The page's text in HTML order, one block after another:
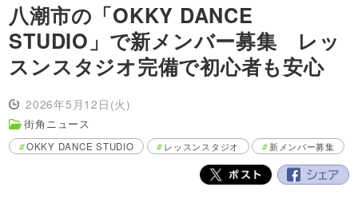
八潮市の「OKKY DANCE
STUDIO」で新メンバー募集 レッ
スンスタジオ完備で初心者も安心
2026年5月12日(火)
街角ニュース
OKKY DANCE STUDIO レッスンスタジオ 新メンバー募集